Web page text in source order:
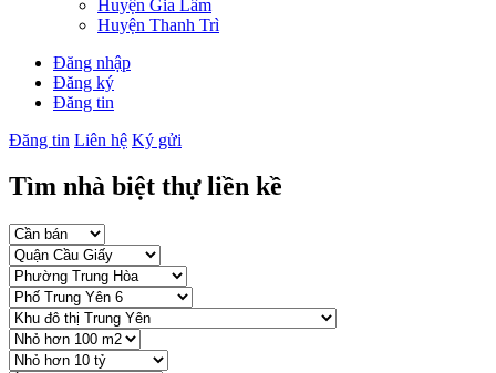
Huyện Gia Lâm
Huyện Thanh Trì
Đăng nhập
Đăng ký
Đăng tin
Đăng tin Liên hệ Ký gửi
Tìm nhà biệt thự liền kề